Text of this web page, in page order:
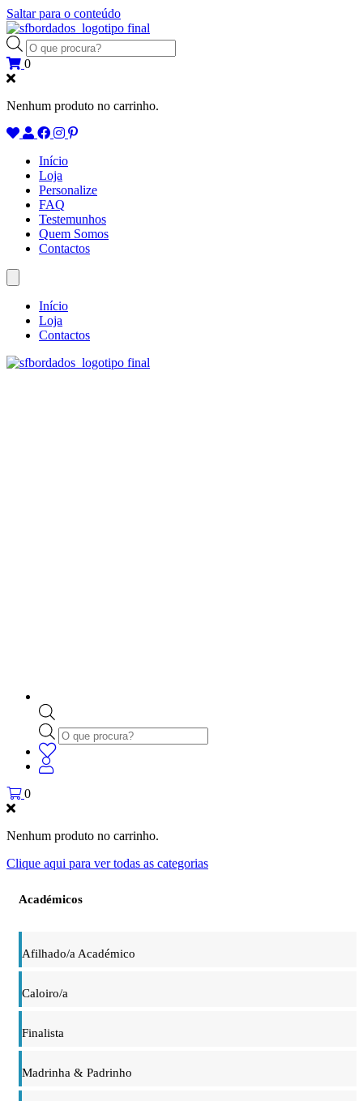
Saltar para o conteúdo
Products
search
0
Nenhum produto no carrinho.
Início
Loja
Personalize
FAQ
Testemunhos
Quem Somos
Contactos
Início
Loja
Contactos
Products
search
0
Nenhum produto no carrinho.
Clique aqui para ver todas as categorias
Académicos
Afilhado/a Académico
Caloiro/a
Finalista
Madrinha & Padrinho